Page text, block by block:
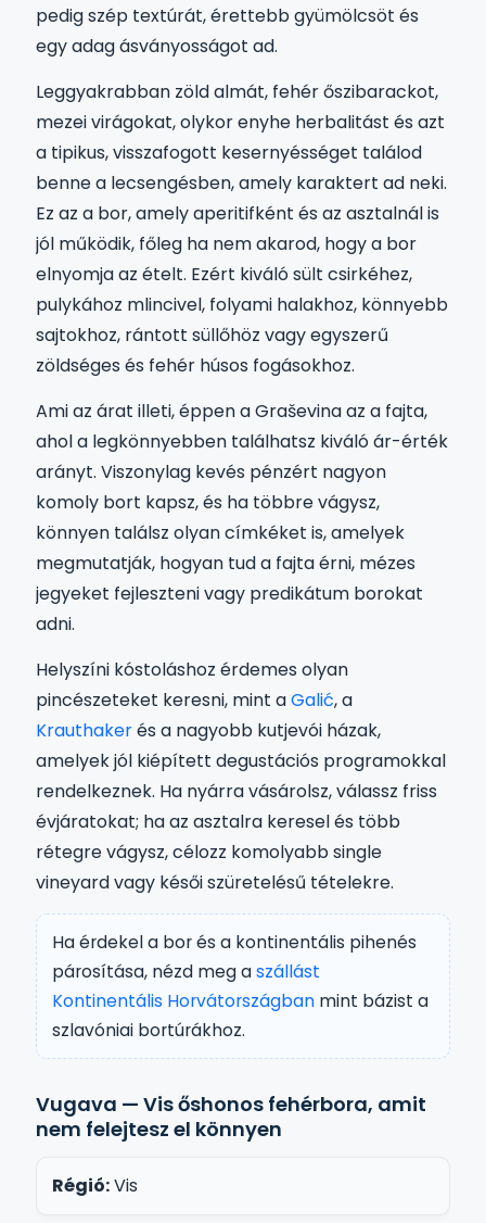
pedig szép textúrát, érettebb gyümölcsöt és
egy adag ásványosságot ad.
Leggyakrabban zöld almát, fehér őszibarackot,
mezei virágokat, olykor enyhe herbalitást és azt
a tipikus, visszafogott kesernyésséget találod
benne a lecsengésben, amely karaktert ad neki.
Ez az a bor, amely aperitifként és az asztalnál is
jól működik, főleg ha nem akarod, hogy a bor
elnyomja az ételt. Ezért kiváló sült csirkéhez,
pulykához mlincivel, folyami halakhoz, könnyebb
sajtokhoz, rántott süllőhöz vagy egyszerű
zöldséges és fehér húsos fogásokhoz.
Ami az árat illeti, éppen a Graševina az a fajta,
ahol a legkönnyebben találhatsz kiváló ár-érték
arányt. Viszonylag kevés pénzért nagyon
komoly bort kapsz, és ha többre vágysz,
könnyen találsz olyan címkéket is, amelyek
megmutatják, hogyan tud a fajta érni, mézes
jegyeket fejleszteni vagy predikátum borokat
adni.
Helyszíni kóstoláshoz érdemes olyan
pincészeteket keresni, mint aGalić, a
Krauthakerés a nagyobb kutjevói házak,
amelyek jól kiépített degustációs programokkal
rendelkeznek. Ha nyárra vásárolsz, válassz friss
évjáratokat; ha az asztalra keresel és több
rétegre vágysz, célozz komolyabb single
vineyard vagy késői szüretelésű tételekre.
Ha érdekel a bor és a kontinentális pihenés
párosítása, nézd meg aszállást
Kontinentális Horvátországban mint bázist a
szlavóniai bortúrákhoz.
Vugava — Vis őshonos fehérbora, amit
nem felejtesz el könnyen
Régió:Vis